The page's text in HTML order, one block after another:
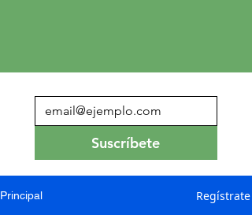
Suscríbete
Principal Regístrate